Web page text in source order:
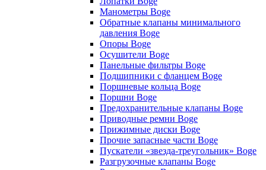
Манометры Boge
Обратные клапаны минимального
давления Boge
Опоры Boge
Осушители Boge
Панельные фильтры Boge
Подшипники с фланцем Boge
Поршневые кольца Boge
Поршни Boge
Предохранительные клапаны Boge
Приводные ремни Boge
Прижимные диски Boge
Прочие запасные части Boge
Пускатели «звезда-треугольник» Boge
Разгрузочные клапаны Boge